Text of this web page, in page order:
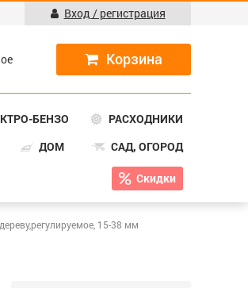
Вход / регистрация
БЕНЗО
РАСХОДНИКИ
ДОМ САД, ОГОРОД
Скидки
15-38 мм